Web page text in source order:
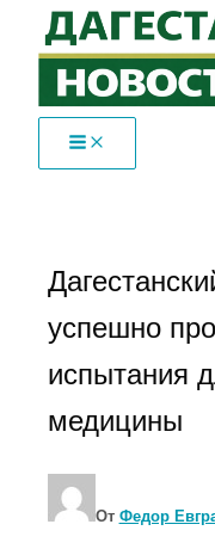
Перейти
содержимому
успешно
испытания
медицины
От Федор